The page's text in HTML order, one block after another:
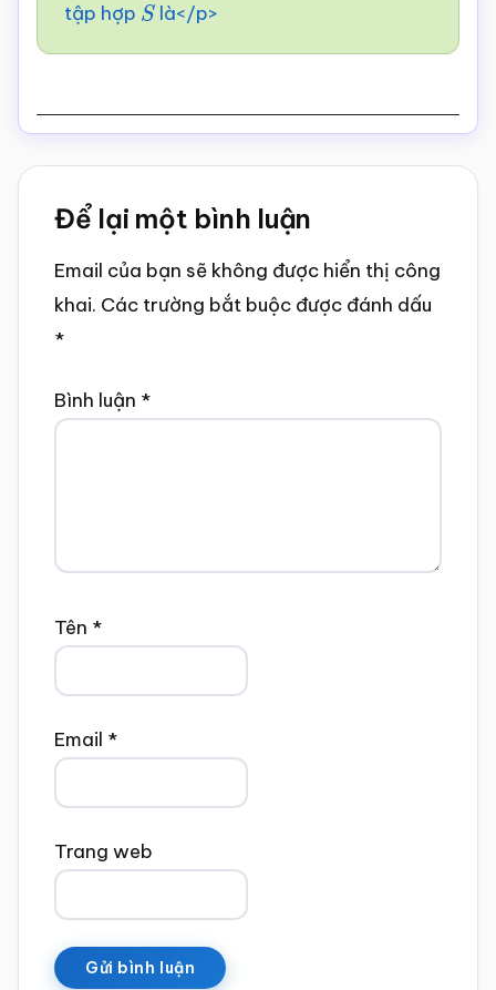
4)= logm(x+x2–
4)
tập hợp S là</p>
Reader
Interactions
Để lại một bình luận
Email của bạn sẽ không được hiển thị công
khai. Các trường bắt buộc được đánh dấu
*
Bình luận *
Tên *
Email *
Trang web